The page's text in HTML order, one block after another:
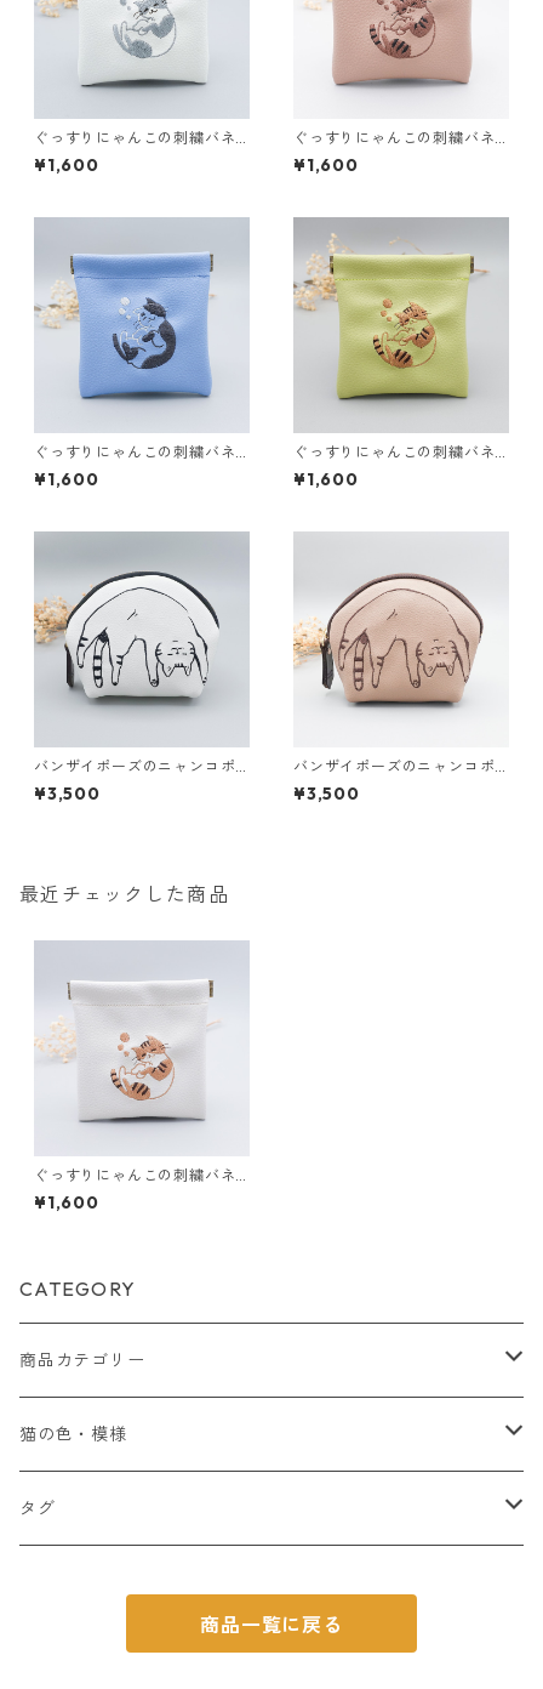
ぐっすりにゃんこの刺繍バネ
口ポーチ（ホワイト）
¥1,600
ぐっすりにゃんこの刺繍バネ
口ポーチ（ブラウン）
¥1,600
ぐっすりにゃんこの刺繍バネ
口ポーチ（ブルー）
¥1,600
ぐっすりにゃんこの刺繍バネ
口ポーチ（グリーン）
¥1,600
バンザイポーズのニャンコポ
ーチ（ホワイト）
¥3,500
バンザイポーズのニャンコポ
ーチ（ブラウン）
¥3,500
最近チェックした商品
ぐっすりにゃんこの刺繍バネ
口ポーチ（ライトベージュ）
¥1,600
CATEGORY
商品カテゴリー
ポーチ
アクセサリー
ステーショナリー
猫の色・模様
白猫
タグ
癒しの猫雑貨
商品一覧に戻る